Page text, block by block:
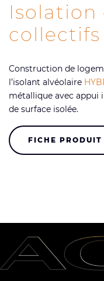
Isolation
collectifs
Construction de
l’isolant alvéolaire
métallique avec appui
de surface isolée.
FICHE PRODUIT